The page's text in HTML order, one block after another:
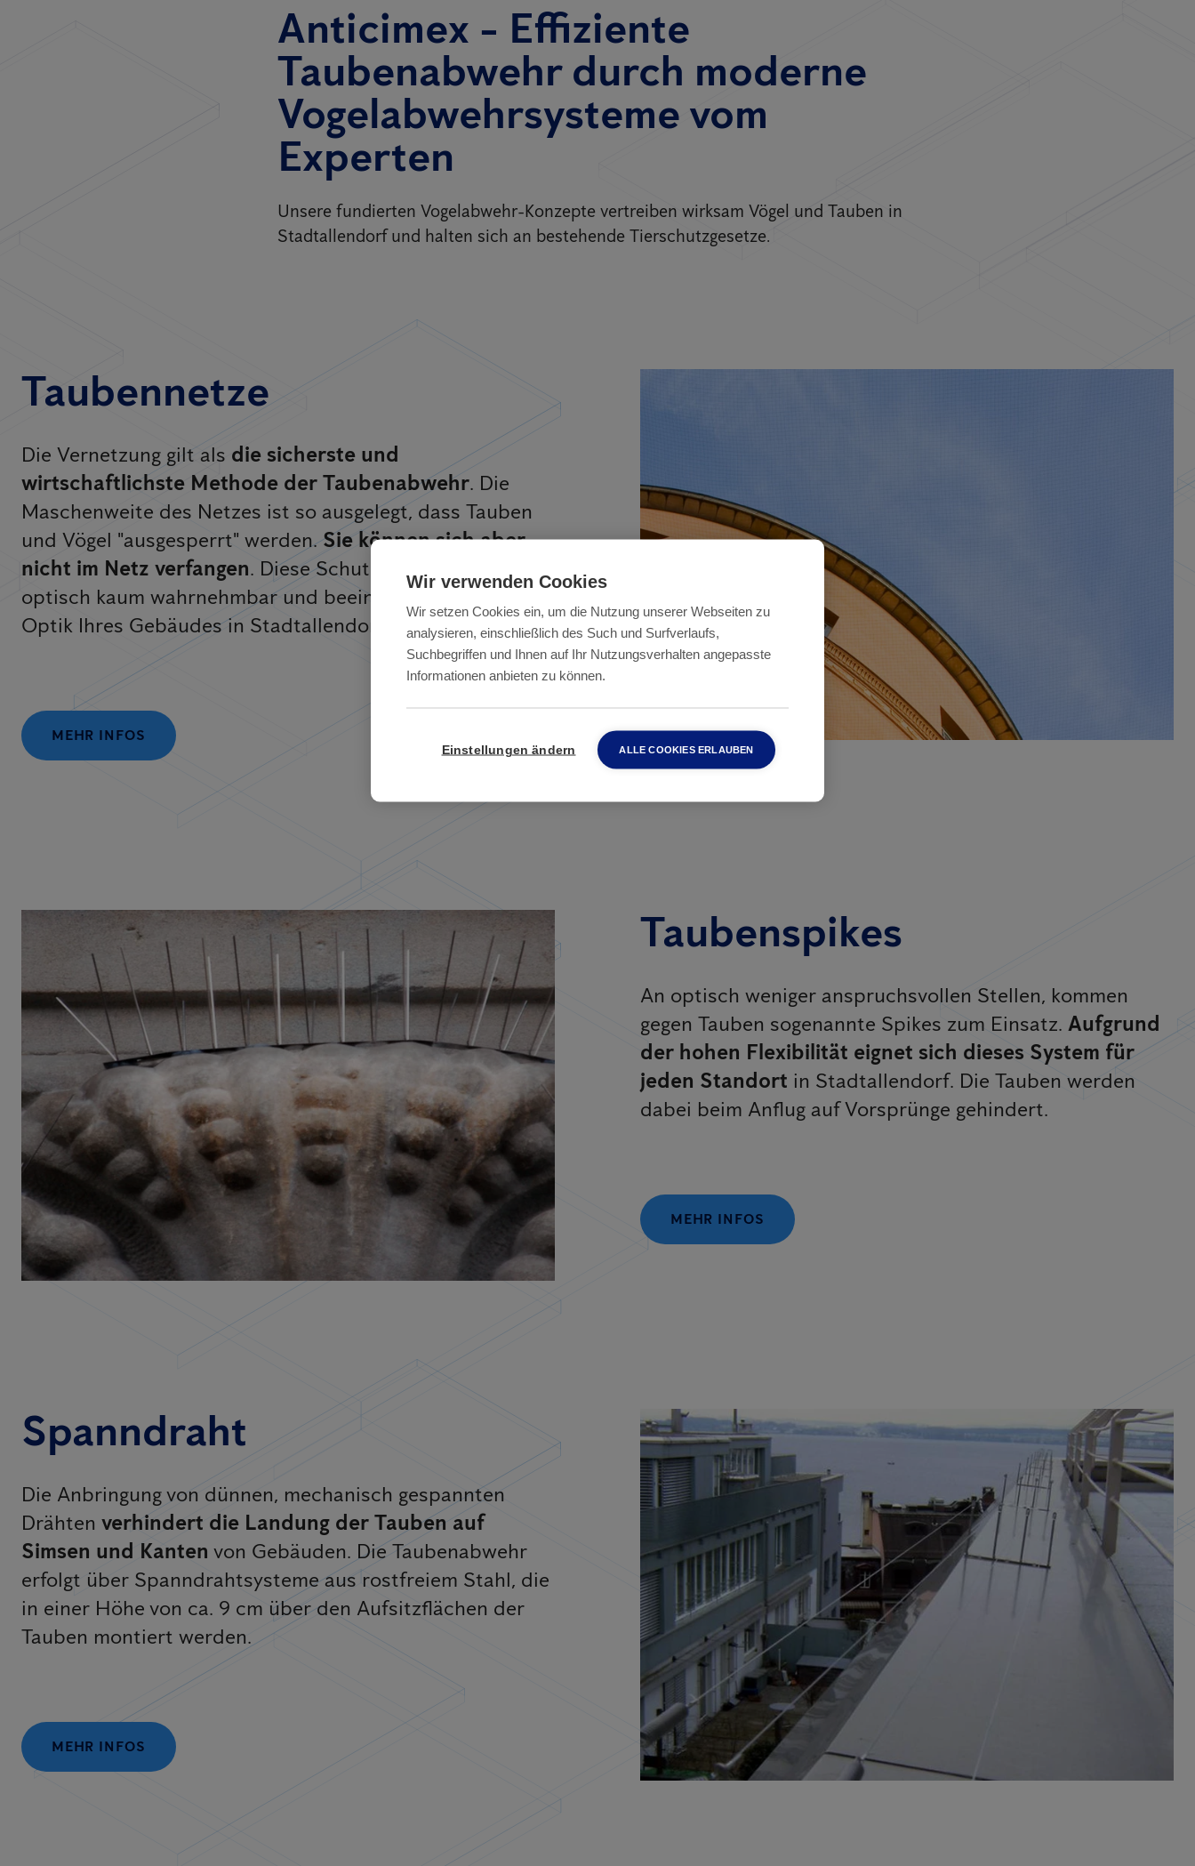
Anticimex - Effiziente
Taubenabwehr durch moderne
Vogelabwehrsysteme vom
Experten
Unsere fundierten Vogelabwehr-Konzepte vertreiben wirksam Vögel und Tauben in
Stadtallendorf und halten sich an bestehende Tierschutzgesetze.
Taubennetze
Die Vernetzung gilt als die sicherste und
wirtschaftlichste Methode der Taubenabwehr. Die
Maschenweite des Netzes ist so ausgelegt, dass Tauben
und Vögel "ausgesperrt" werden.Sie können sich aber
nicht im Netz verfangen. Diese Schutzmaßnahme ist
optisch kaum wahrnehmbar und beeinträchtig nicht die
Optik Ihres Gebäudes in Stadtallendorf.
MEHR INFOS
Taubenspikes
An optisch weniger anspruchsvollen Stellen, kommen
gegen Tauben sogenannte Spikes zum Einsatz. Aufgrund
der hohen Flexibilität eignet sich dieses System für
jeden Standort in Stadtallendorf. Die Tauben werden
dabei beim Anflug auf Vorsprünge gehindert.
MEHR INFOS
Spanndraht
Die Anbringung von dünnen, mechanisch gespannten
Drähten verhindert die Landung der Tauben auf
Simsen und Kanten von Gebäuden. Die Taubenabwehr
erfolgt über Spanndrahtsysteme aus rostfreiem Stahl, die
in einer Höhe von ca. 9 cm über den Aufsitzflächen der
Tauben montiert werden.
MEHR INFOS
Wir verwenden Cookies
Wir setzen Cookies ein, um die Nutzung unserer Webseiten zu
analysieren, einschließlich des Such und Surfverlaufs,
Suchbegriffen und Ihnen auf Ihr Nutzungsverhalten angepasste
Informationen anbieten zu können.
Einstellungen ändern ALLE COOKIES ERLAUBEN